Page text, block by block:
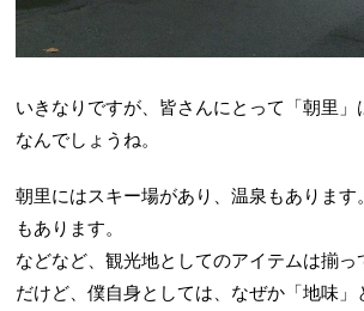
いきなりですが、皆さんにとって「朝里
なんでしょうね。
朝里にはスキー場があり、温泉もあります
もあります。
などなど、観光地としてのアイテムは揃っ
だけど、僕自身としては、なぜか「地味